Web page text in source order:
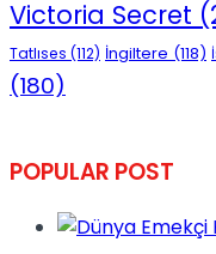
Victoria Secret
Tatlıses (112) İngiltere (118)
(180)
POPULAR POST